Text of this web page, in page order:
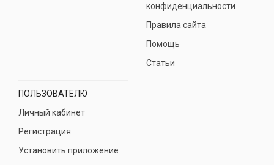
конфиденциальности
Правила сайта
Помощь
Статьи
ПОЛЬЗОВАТЕЛЮ
Личный кабинет
Регистрация
Установить приложение